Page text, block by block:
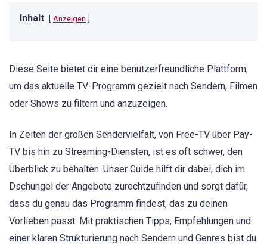
Inhalt Anzeigen
Diese Seite bietet dir eine benutzerfreundliche Plattform,
um das aktuelle TV-Programm gezielt nach Sendern, Filmen
oder Shows zu filtern und anzuzeigen.
In Zeiten der großen Sendervielfalt, von Free-TV über Pay-
TV bis hin zu Streaming-Diensten, ist es oft schwer, den
Überblick zu behalten. Unser Guide hilft dir dabei, dich im
Dschungel der Angebote zurechtzufinden und sorgt dafür,
dass du genau das Programm findest, das zu deinen
Vorlieben passt. Mit praktischen Tipps, Empfehlungen und
einer klaren Strukturierung nach Sendern und Genres bist du